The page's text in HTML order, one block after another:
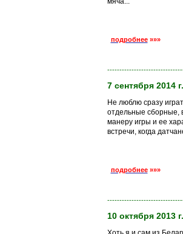
подробнее »»»
7 сентября 2014 г.
Не люблю сразу
отдельные сборные,
манеру игры и ее
встречи, когда
подробнее »»»
10 октября 2013 г.